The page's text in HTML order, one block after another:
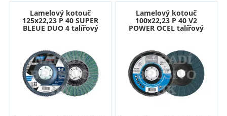
Lamelový kotouč
125x22,23 P 40 SUPER
BLEUE DUO 4 talířový
Lamelový kotouč
100x22,23 P 40 V2
POWER OCEL talířový